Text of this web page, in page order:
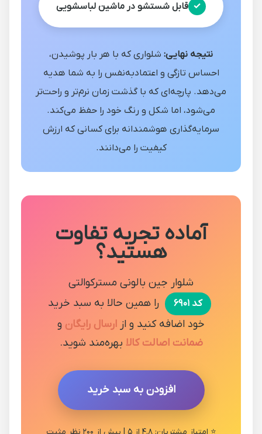
قابل شستشو در ماشین لباسشویی
نتیجه نهایی: شلواری که با هر بار پوشیدن،
احساس تازگی و اعتماد‌به‌نفس را به شما هدیه
می‌دهد. پارچه‌ای که با گذشت زمان نرم‌تر و راحت‌تر
می‌شود، اما شکل و رنگ خود را حفظ می‌کند.
سرمایه‌گذاری هوشمندانه برای کسانی که ارزش
کیفیت را می‌دانند.
آماده تجربه تفاوت
هستید؟
شلوار جین بالونی مسترکوالتی
کد ۶۹۰۱
را همین حالا به سبد خرید
خود اضافه کنید و از ارسال رایگان و
ضمانت اصالت کالا بهره‌مند شوید.
افزودن به سبد خرید